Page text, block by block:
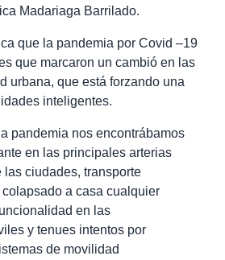
Madariaga Barrilado.
que la pandemia por Covid –19
que marcaron un cambió en las
urbana, que está forzando una
inteligentes.
pandemia nos encontrábamos
en las principales arterias
ciudades, transporte
a casa cualquier
en las
y tenues intentos por
de movilidad